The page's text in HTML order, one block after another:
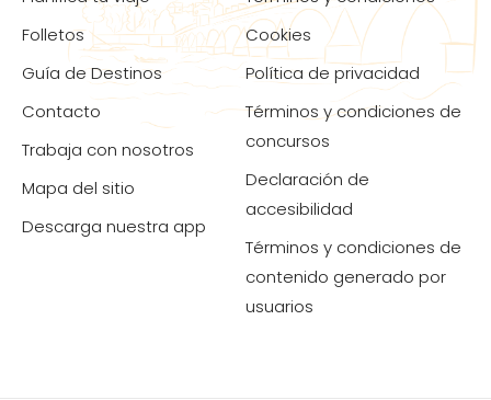
Folletos
Guía de Destinos
Contacto
Trabaja con nosotros
Mapa del sitio
Descarga nuestra app
Cookies
Política de privacidad
Términos y condiciones de
concursos
Declaración de
accesibilidad
Términos y condiciones de
contenido generado por
usuarios